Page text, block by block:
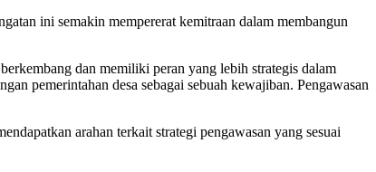
ini semakin mempererat kemitraan dalam membangun
dan memiliki peran yang lebih strategis dalam
pemerintahan desa sebagai sebuah kewajiban. Pengawasan
arahan terkait strategi pengawasan yang sesuai